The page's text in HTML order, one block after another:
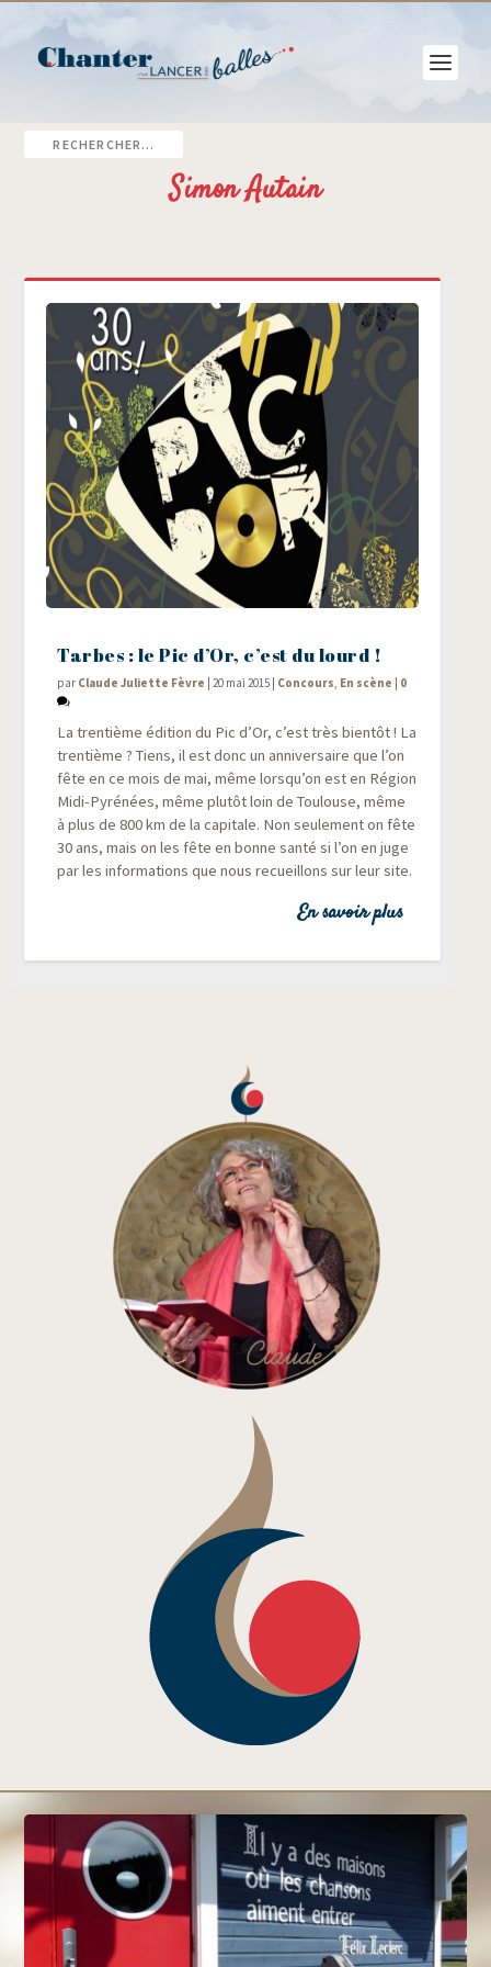
Simon Autain
Tarbes : le Pic d’Or, c’est du lourd !
par Claude Juliette Fèvre |20 mai 2015 | Concours En scène | 0
La tren­tième édi­tion du Pic d’Or, c’est très bien­tôt ! La
tren­tième ? Tiens, il est donc un anni­ver­saire que l’on
fête en ce mois de mai, même lorsqu’on est en Région
Midi-Pyré­nées, même plu­tôt loin de Tou­louse, même
à plus de 800 km de la capi­tale. Non seule­ment on fête
30 ans, mais on les fête en bonne san­té si l’on en juge
par les infor­ma­tions que nous recueillons sur leur site.
En savoir plus